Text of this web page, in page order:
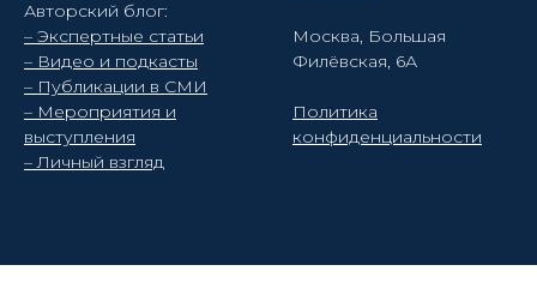
Авторский блог:
– Экспертные статьи
– Видео и подкасты
– Публикации в СМИ
– Мероприятия и
выступления
– Личный взгляд
Москва, Большая
Филёвская, 6А
Политика
конфиденциальности